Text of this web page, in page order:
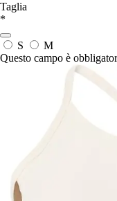
Taglia
*
S
M
Questo campo è